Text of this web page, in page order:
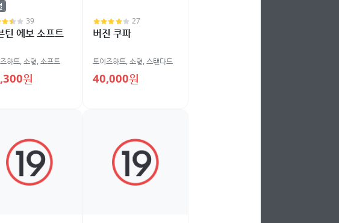
39
틴 에보 소프트
하트,소형,소프트
원
27
버진 쿠파
토이즈하트,소형,스탠다드
40,000원